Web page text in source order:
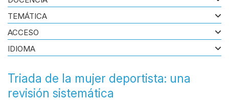
Triada de la mujer deportista: una
revisión sistemática
TEMÁTICA
ACCESO
IDIOMA